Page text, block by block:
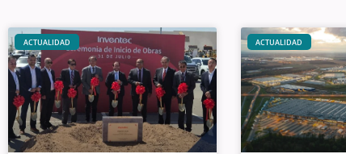
ACTUALIDAD ACTUALIDAD